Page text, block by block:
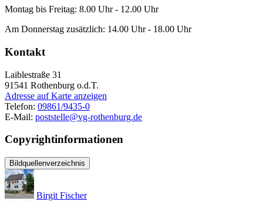
Montag bis Freitag: 8.00 Uhr - 12.00 Uhr
Am Donnerstag zusätzlich: 14.00 Uhr - 18.00 Uhr
Kontakt
Laiblestraße 31
91541 Rothenburg o.d.T.
Adresse auf Karte anzeigen
Telefon: 09861/9435-0
E-Mail: poststelle@vg-rothenburg.de
Copyrightinformationen
Bildquellenverzeichnis
Birgit Fischer